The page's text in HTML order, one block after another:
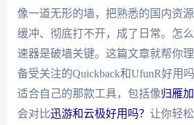
像一道无形的墙，把熟悉的国内资源
缓冲、彻底打不开，成了日常。怎
速器是破墙关键。这篇文章就帮你
备受关注的Quickback和UfunR好用
适合自己的那款工具，包括像归雁
会对比迅游和云极好用吗？ 让你轻